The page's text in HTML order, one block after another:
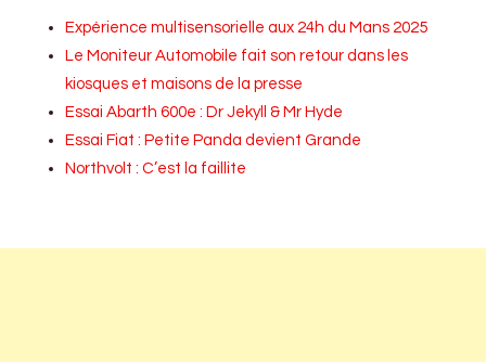
Expérience multisensorielle aux 24h du Mans 2025
Le Moniteur Automobile fait son retour dans les
kiosques et maisons de la presse
Essai Abarth 600e : Dr Jekyll & Mr Hyde
Essai Fiat : Petite Panda devient Grande
Northvolt : C’est la faillite